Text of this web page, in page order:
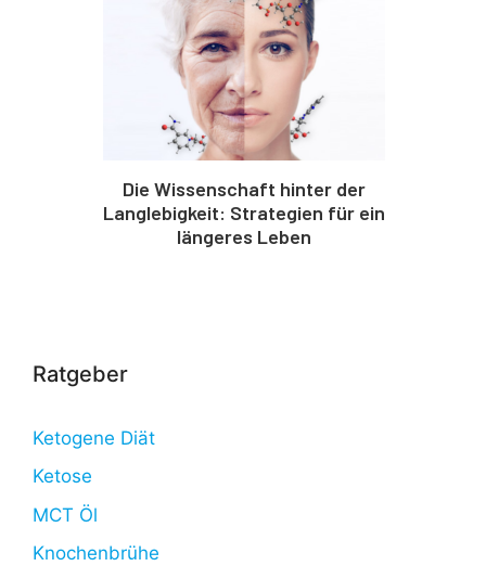
Die Wissenschaft hinter der
Langlebigkeit: Strategien für ein
längeres Leben
Ratgeber
Ketogene Diät
Ketose
MCT Öl
Knochenbrühe